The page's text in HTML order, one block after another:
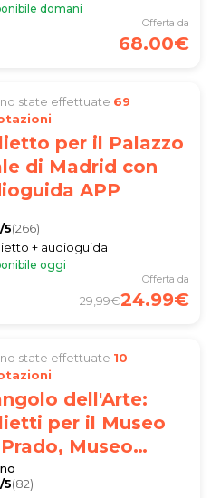
domani
Offerta da
68.00€
state effettuate 69
per il Palazzo
di Madrid con
APP
5(266)
+ audioguida
oggi
29,99€
Offerta da
24.99€
state effettuate 10
dell'Arte:
per il Museo
Museo
Sofía e Museo
5(82)